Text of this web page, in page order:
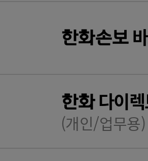
한화손보
한화다이렉
(개인/업무용)